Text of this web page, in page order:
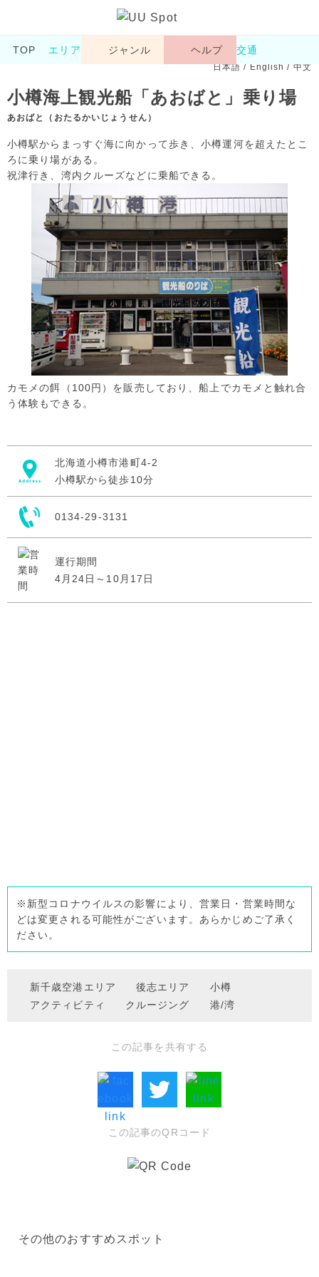
TOP エリア ジャンル ヘルプ 交通
日本語 / English / 中文
小樽海上観光船「あおばと」乗り場
あおばと（おたるかいじょうせん）
小樽駅からまっすぐ海に向かって歩き、小樽運河を超えたとこ
ろに乗り場がある。
祝津行き、湾内クルーズなどに乗船できる。
カモメの餌（100円）を販売しており、船上でカモメと触れ合
う体験もできる。
北海道小樽市港町4-2
小樽駅から徒歩10分
0134-29-3131
運行期間
4月24日～10月17日
※新型コロナウイルスの影響により、営業日・営業時間な
どは変更される可能性がございます。あらかじめご了承く
ださい。
新千歳空港エリア 後志エリア
小樽
アクティビティ
クルージング 港/湾
この記事を共有する
この記事のQRコード
その他のおすすめスポット